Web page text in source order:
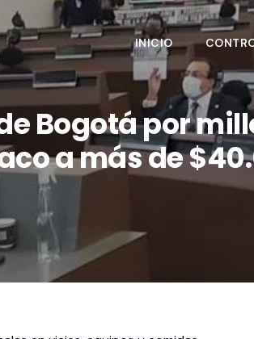
INICIO
Bogotá por
a más de